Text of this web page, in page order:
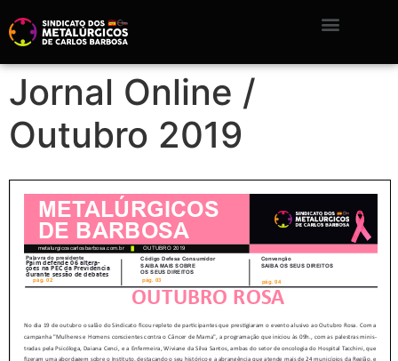
Jornal Online /
Outubro 2019